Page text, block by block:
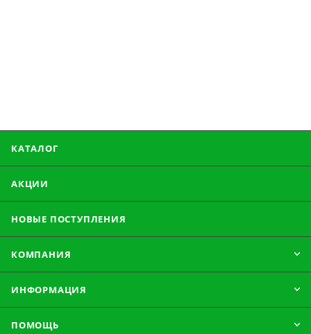
КАТАЛОГ
АКЦИИ
НОВЫЕ ПОСТУПЛЕНИЯ
КОМПАНИЯ
ИНФОРМАЦИЯ
ПОМОЩЬ